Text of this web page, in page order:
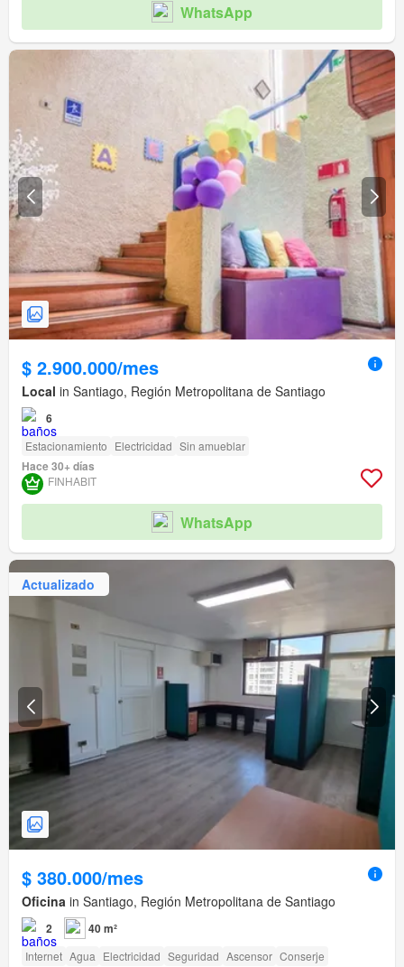
WhatsApp
$ 2.900.000/mes
Local in Santiago, Región Metropolitana de Santiago
6
Estacionamiento Electricidad Sin amueblar
Hace 30+ días
FINHABIT
WhatsApp
Actualizado
$ 380.000/mes
Oficina in Santiago, Región Metropolitana de Santiago
2 40 m²
Internet Agua Electricidad Seguridad Ascensor Conserje